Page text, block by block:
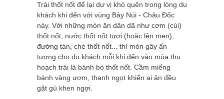
Trái thốt nốt để lại dư vị khó quên trong lòng du
khách khi đến với vùng Bảy Núi - Châu Đốc
này. Với những món ăn dân dã như cơm (cùi)
thốt nốt, nước thốt nốt tươi (hoặc lên men),
đường tán, chè thốt nốt... thì món gây ấn
tượng cho du khách mỗi khi đến vào mùa thu
hoạch trái là bánh bò thốt nốt. Cầm miếng
bánh vàng ươm, thanh ngọt khiến ai ăn đều
gật gù khen ngợi.